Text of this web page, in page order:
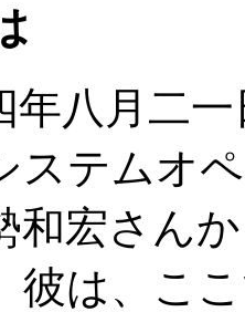
八月二
ステムオ
和宏さん
彼は、こ